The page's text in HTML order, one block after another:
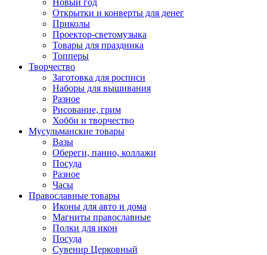
Открытки и конверты для денег
Приколы
Проектор-светомузыка
Товары для праздника
Топперы
Творчество
Заготовка для росписи
Наборы для вышивания
Разное
Рисование, грим
Хобби и творчество
Мусульманские товары
Вазы
Обереги, панно, коллажи
Посуда
Разное
Часы
Православные товары
Иконы для авто и дома
Магниты православные
Полки для икон
Посуда
Сувенир Церковный